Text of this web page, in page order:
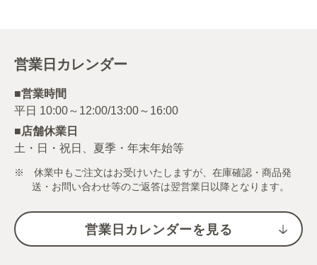
営業日カレンダー
■営業時間
■店舗休業日
土・日・祝日、夏季・年末年始等
※ 休業中もご注文はお受けいたしますが、在庫確認・商品発
送・お問い合わせ等のご返答は翌営業日以降となります。
営業日カレンダーを見る